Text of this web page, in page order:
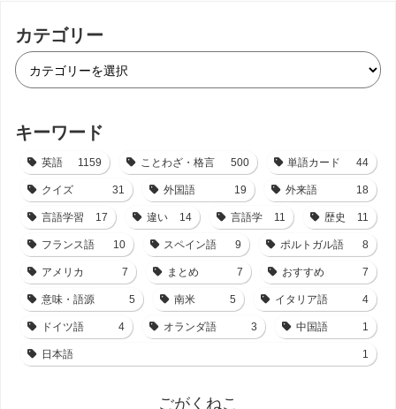
カテゴリー
キーワード
英語 1159 ことわざ・格言 500 単語カード 44
クイズ 31 外国語 19 外来語 18
言語学習 17 違い 14 言語学 11 歴史 11
フランス語 10 スペイン語 9 ポルトガル語 8
アメリカ 7 まとめ 7 おすすめ 7
意味・語源 5 南米 5 イタリア語 4
ドイツ語 4 オランダ語 3 中国語 1
日本語 1
ごがくねこ